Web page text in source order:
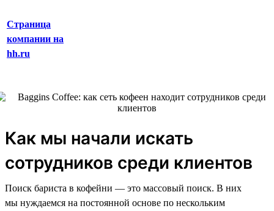
Страница
компании на
hh.ru
Как мы начали искать
сотрудников среди клиентов
Поиск бариста в кофейни — это массовый поиск. В них
мы нуждаемся на постоянной основе по нескольким